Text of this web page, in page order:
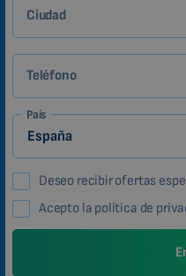
Ciudad
Teléfono
País
Deseo recibir ofertas
Acepto la política de